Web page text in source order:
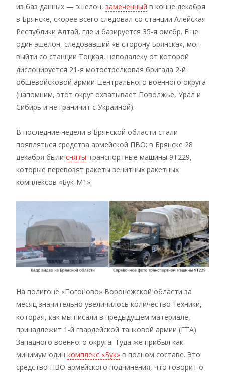
из баз данных — эшелон, замеченный в конце декабря
в Брянске, скорее всего следовал со станции Алейская
Республики Алтай, где и базируется 35-я омсбр. Еще
один эшелон, следовавший «в сторону Брянска», мог
выйти со станции Тоцкая, неподалеку от которой
дислоцируется 21-я мотострелковая бригада 2-й
общевойсковой армии Центрального военного округа
(напомним, этот округ охватывает Поволжье, Урал и
Сибирь и не граничит с Украиной).
В последние недели в Брянской области стали
появляться средства армейской ПВО: в Брянске 28
декабря были сняты транспортные машины 9Т229,
которые перевозят ракеты зенитных ракетных
комплексов «Бук-М1».
На полигоне «Погоново» Воронежской области за
месяц значительно увеличилось количество техники,
которая, как мы писали в предыдущем материале,
принадлежит 1-й гвардейской танковой армии (ГТА)
Западного военного округа. Туда же прибыл как
минимум один комплекс «Бук» в полном составе. Это
средство ПВО армейского подчинения, что говорит о